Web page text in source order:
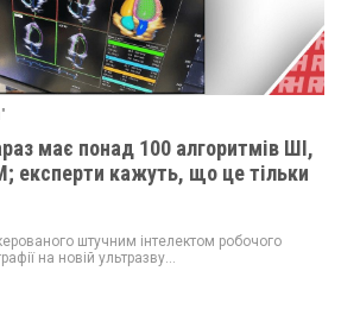
має понад 100 алгоритмів ШІ,
експерти кажуть, що це тільки
штучним інтелектом робочого
на новій ультразву...